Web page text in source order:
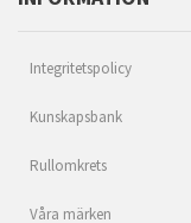
Integritetspolicy
Kunskapsbank
Rullomkrets
Våra märken